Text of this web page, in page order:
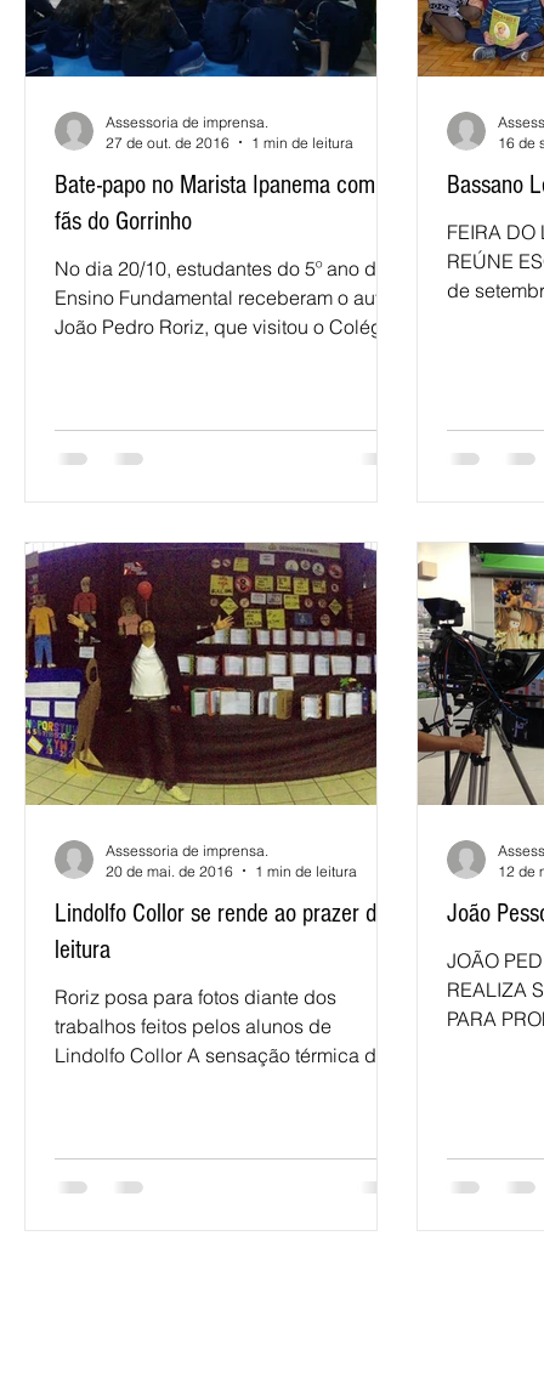
Bate-papo no Marista Ipanema com
fãs do Gorrinho
No dia 20/10, estudantes do 5º ano do
Ensino Fundamental receberam o autor
João Pedro Roriz, que visitou o Colégio
Assessoria de imprensa.
27 de out. de 2016
1 min de leitura
Bassano
FEIRA DO
REÚNE
de
16 de
Lindolfo Collor se rende ao prazer da
leitura
Roriz posa para fotos diante dos
trabalhos feitos pelos alunos de
Lindolfo Collor A sensação térmica de 4
Assessoria de imprensa.
20 de mai. de 2016
1 min de leitura
João
JOÃO
REALIZA
PARA
12 de